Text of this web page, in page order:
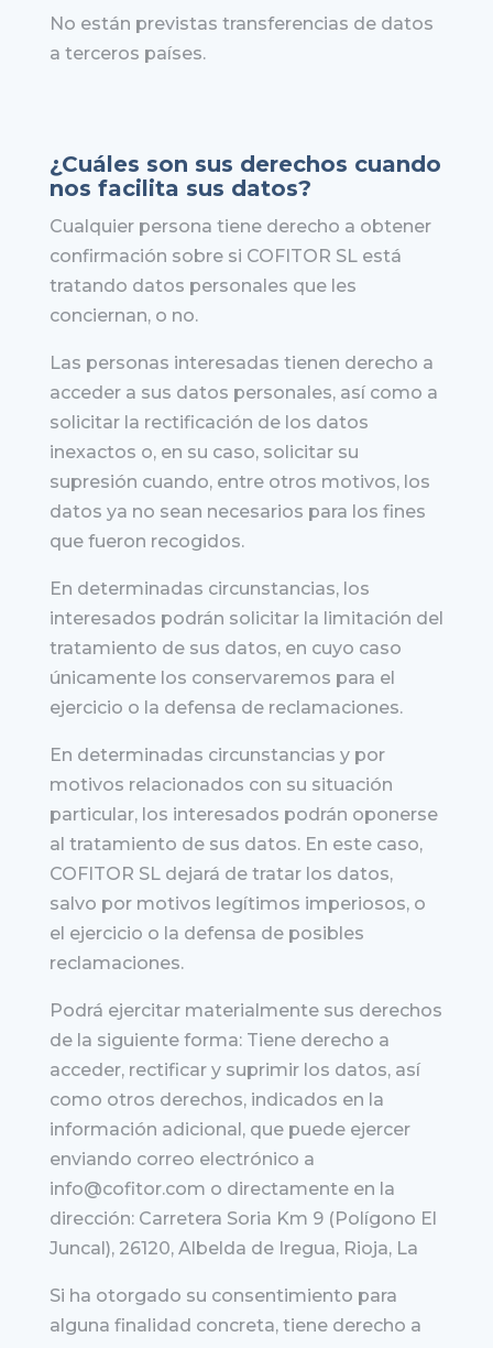
No están previstas transferencias de datos
a terceros países.
¿Cuáles son sus derechos cuando
nos facilita sus datos?
Cualquier persona tiene derecho a obtener
confirmación sobre si COFITOR SL está
tratando datos personales que les
conciernan, o no.
Las personas interesadas tienen derecho a
acceder a sus datos personales, así como a
solicitar la rectificación de los datos
inexactos o, en su caso, solicitar su
supresión cuando, entre otros motivos, los
datos ya no sean necesarios para los fines
que fueron recogidos.
En determinadas circunstancias, los
interesados podrán solicitar la limitación del
tratamiento de sus datos, en cuyo caso
únicamente los conservaremos para el
ejercicio o la defensa de reclamaciones.
En determinadas circunstancias y por
motivos relacionados con su situación
particular, los interesados podrán oponerse
al tratamiento de sus datos. En este caso,
COFITOR SL dejará de tratar los datos,
salvo por motivos legítimos imperiosos, o
el ejercicio o la defensa de posibles
reclamaciones.
Podrá ejercitar materialmente sus derechos
de la siguiente forma: Tiene derecho a
acceder, rectificar y suprimir los datos, así
como otros derechos, indicados en la
información adicional, que puede ejercer
enviando correo electrónico a
info@cofitor.com o directamente en la
dirección: Carretera Soria Km 9 (Polígono El
Juncal), 26120, Albelda de Iregua, Rioja, La
Si ha otorgado su consentimiento para
alguna finalidad concreta, tiene derecho a